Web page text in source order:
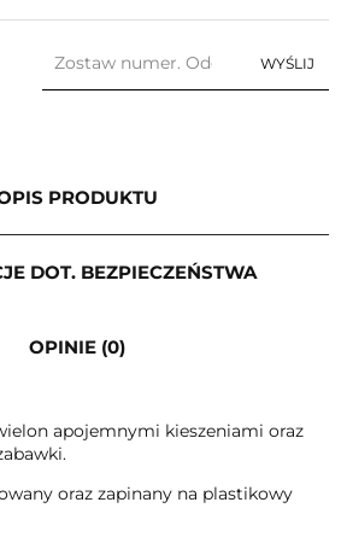
WYŚLIJ
PRODUKTU
DOT. BEZPIECZEŃSTWA
OPINIE (0)
apojemnymi kieszeniami oraz
oraz zapinany na plastikowy